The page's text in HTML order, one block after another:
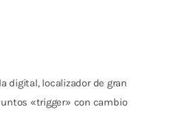
digital, localizador de gran
«trigger» con cambio